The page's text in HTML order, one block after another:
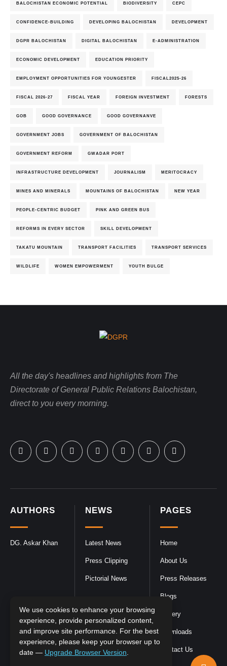
BALOCHISTAN ECONOMIC POTENTIAL BIODIVERSITY CEPC
CONFIDENCE-BUILDING DEVELOPING BALOCHISTAN DEVELOPMENT
DGPR BALOCHISTAN DIGITAL BALOCHISTAN E-ADMINISTRATION
ECONOMIC DEVELOPMENT EDUCATION PRIORITY
EMPLOYMENT OPPORTUNITIES FOR YOUNGESTER FISCAL2025-26
FISCAL 2026-27 FISCAL YEAR FOREIGN INVESTMENT FORESTS
GOB GOOD GOVERNANCE GOOD GOVERNANVE
GOVERNMENT JOBS GOVERNMENT OF BALOCHISTAN
GOVERNMENT REFORM GWADAR PORT
INFRASTRUCTURE DEVELOPMENT JOURNALISM MERITOCRACY
MINES AND MINERALS MOUNTAINS OF BALOCHISTAN NEW YEAR
PEOPLE-CENTRIC BUDGET PINK AND GREEN BUS
REFORMS IN EVERY SECTOR SKILL DEVELOPMENT
TAKATU MOUNTAIN TRANSPORT FACILITIES TRANSPORT SERVICES
WILDLIFE WOMEN EMPOWERMENT YOUTH BULGE
PAGES
Home
About Us
Press Releases
Blogs
Gallery
Downloads
Contact Us
NEWS
Latest News
Press Clipping
Pictorial News
AUTHORS
DG. Askar Khan
All the day's headlines and highlights from The
Directorate of General Public Relations Balochistan,
direct to you every morning.
We use cookies to enhance your browsing
experience, provide personalized content,
and improve site performance. For the best
experience, please keep your browser up to
date — Upgrade Browser Version